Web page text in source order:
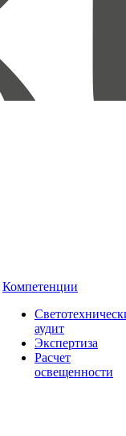
Компетенции
аудит
Экспертиза
Расчет
освещенности